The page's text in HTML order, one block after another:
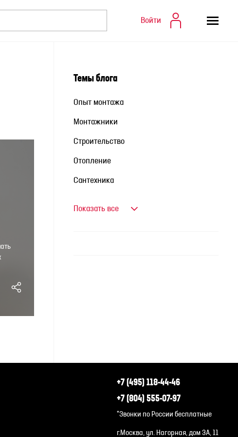
Войти
Темы блога
Опыт монтажа
Монтажники
Строительство
Отопление
Сантехника
Показать все
+7 (495) 118-44-46
+7 (804) 555-07-97
*Звонки по России бесплатные
г.Москва, ул. Нагорная, дом 3А, 11